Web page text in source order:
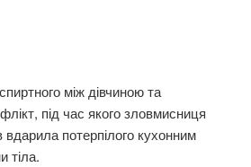
між дівчиною та
під час якого зловмисниця
вдарила потерпілого кухонним
тіла.